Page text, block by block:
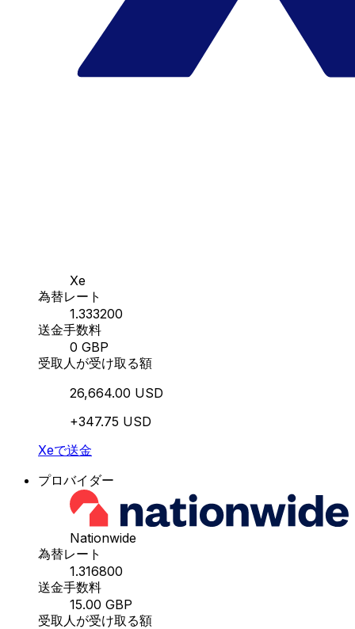
Xe
為替レート
1.333200
送金手数料
0 GBP
受取人が受け取る額
26,664.00 USD
+347.75 USD
Xeで送金
プロバイダー
Nationwide
為替レート
1.316800
送金手数料
15.00 GBP
受取人が受け取る額